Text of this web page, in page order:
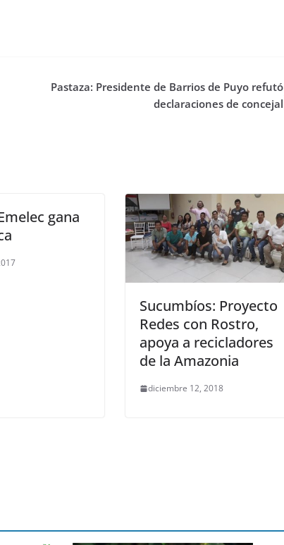
Pastaza: Presidente de Barrios de Puyo refutó
declaraciones de concejal
gana
Sucumbíos: Proyecto
Redes con Rostro,
apoya a recicladores
de la Amazonia
diciembre 12, 2018